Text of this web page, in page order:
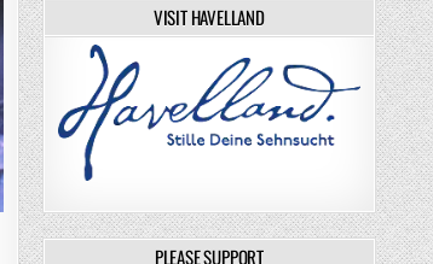
VISIT HAVELLAND
PLEASE SUPPORT